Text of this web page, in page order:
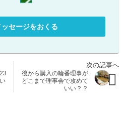
ッセージをおくる
後から購入の輪番理事が
どこまで理事会で攻めて
いい？？